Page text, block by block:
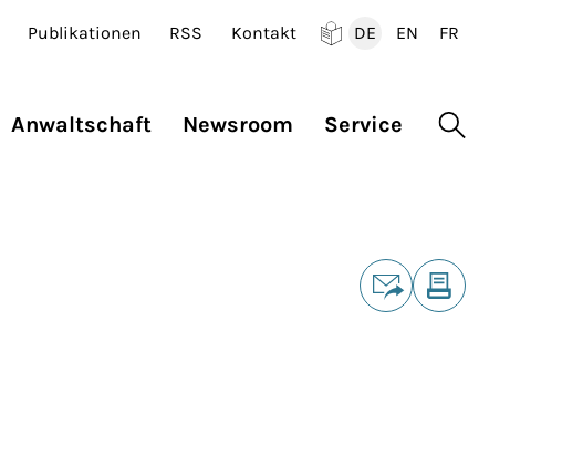
Publikationen RSS Kontakt
DE
EN
FR
Anwaltschaft Newsroom Service Suche